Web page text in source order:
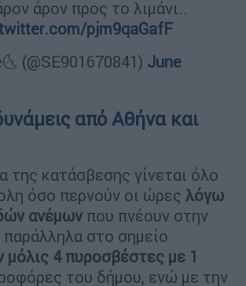
άρον προς το λιμάνι..
pjm9qaGafF
(@SE901670841) June
από Αθήνα και
της κατάσβεσης γίνεται όλο
όσο περνούν οι ώρες λόγω
ανέμων που πνέουν στην
στο σημείο
μόλις 4 πυροσβέστες με 1
του δήμου, ενώ με την